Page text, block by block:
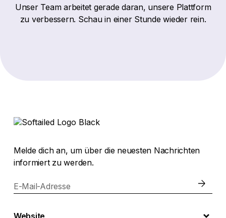
Unser Team arbeitet gerade daran, unsere Plattform
zu verbessern. Schau in einer Stunde wieder rein.
Melde dich an, um über die neuesten Nachrichten
informiert zu werden.
E-Mail-Adresse
Website